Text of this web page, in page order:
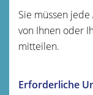
Sie müssen
von Ihnen oder
mitteilen.
Erforderliche